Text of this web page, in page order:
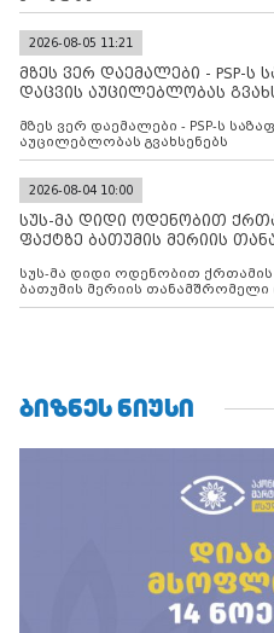
2026-08-05 11:21
მზეს ვერ დაემალები - PSP-ს
დაცვის აუცილებლობას
მზეს ვერ დაემალები - PSP-ს
აუცილებლობას გვახსენებს
2026-08-04 10:00
სუს-მა დიდი ოდენობით
ფაქტზე ბათუმის მერიის
სუს-მა დიდი ოდენობით ქრთამის მოთხოვნისა და აღების ფაქტზე
ბათუმის მერიის თანამშრომელი
ᲑᲘᲖᲜᲔᲡ ᲜᲘᲣᲡᲘ